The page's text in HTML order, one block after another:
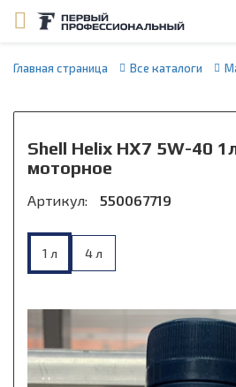
Главная страница Все каталоги
Shell Helix HX7 5W-40
моторное
Артикул: 550067719
1 л 4 л